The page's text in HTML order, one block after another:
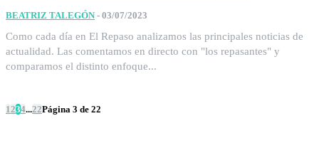
BEATRIZ TALEGÓN - 03/07/2023
Como cada día en El Repaso analizamos las principales noticias de
actualidad. Las comentamos en directo con "los repasantes" y
comparamos el distinto enfoque...
1 234...22Página 3 de 22